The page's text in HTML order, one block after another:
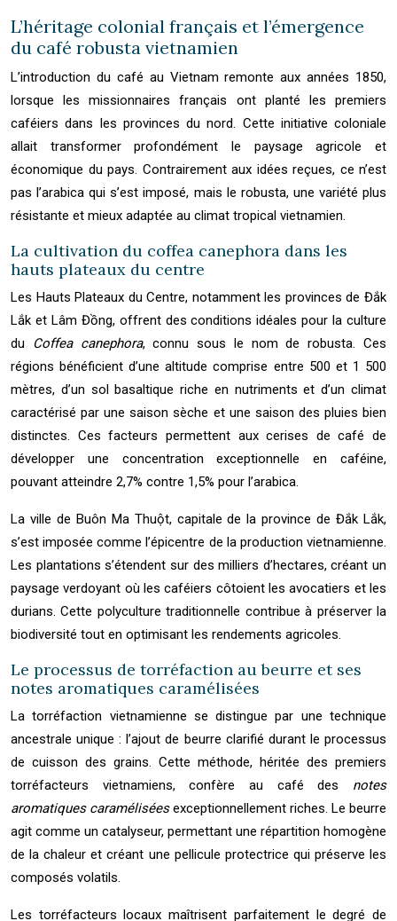
L’héritage colonial français et l’émergence
du café robusta vietnamien
L’introduction du café au Vietnam remonte aux années 1850,
lorsque les missionnaires français ont planté les premiers
caféiers dans les provinces du nord. Cette initiative coloniale
allait transformer profondément le paysage agricole et
économique du pays. Contrairement aux idées reçues, ce n’est
pas l’arabica qui s’est imposé, mais le robusta, une variété plus
résistante et mieux adaptée au climat tropical vietnamien.
La cultivation du coffea canephora dans les
hauts plateaux du centre
Les Hauts Plateaux du Centre, notamment les provinces de Đắk
Lắk et Lâm Đồng, offrent des conditions idéales pour la culture
du Coffea canephora, connu sous le nom de robusta. Ces
régions bénéficient d’une altitude comprise entre 500 et 1 500
mètres, d’un sol basaltique riche en nutriments et d’un climat
caractérisé par une saison sèche et une saison des pluies bien
distinctes. Ces facteurs permettent aux cerises de café de
développer une concentration exceptionnelle en caféine,
pouvant atteindre 2,7% contre 1,5% pour l’arabica.
La ville de Buôn Ma Thuột, capitale de la province de Đắk Lắk,
s’est imposée comme l’épicentre de la production vietnamienne.
Les plantations s’étendent sur des milliers d’hectares, créant un
paysage verdoyant où les caféiers côtoient les avocatiers et les
durians. Cette polyculture traditionnelle contribue à préserver la
biodiversité tout en optimisant les rendements agricoles.
Le processus de torréfaction au beurre et ses
notes aromatiques caramélisées
La torréfaction vietnamienne se distingue par une technique
ancestrale unique : l’ajout de beurre clarifié durant le processus
de cuisson des grains. Cette méthode, héritée des premiers
torréfacteurs vietnamiens, confère au café des notes
aromatiques caraméliséesexceptionnellement riches. Le beurre
agit comme un catalyseur, permettant une répartition homogène
de la chaleur et créant une pellicule protectrice qui préserve les
composés volatils.
Les torréfacteurs locaux maîtrisent parfaitement le degré de